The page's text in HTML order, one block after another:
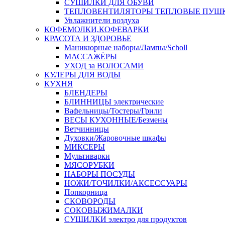
СУШИЛКИ ДЛЯ ОБУВИ
ТЕПЛОВЕНТИЛЯТОРЫ ТЕПЛОВЫЕ
Увлажнители воздуха
КОФЕМОЛКИ,КОФЕВАРКИ
КРАСОТА И ЗДОРОВЬЕ
Маникюрные наборы/Лампы/Scholl
МАССАЖЁРЫ
УХОД за ВОЛОСАМИ
КУЛЕРЫ ДЛЯ ВОДЫ
КУХНЯ
БЛЕНДЕРЫ
БЛИННИЦЫ электрические
Вафельницы/Тостеры/Грили
ВЕСЫ КУХОННЫЕ/Безмены
Ветчинницы
Духовки/Жаровочные шкафы
МИКСЕРЫ
Мультиварки
МЯСОРУБКИ
НАБОРЫ ПОСУДЫ
НОЖИ/ТОЧИЛКИ/АКСЕССУАРЫ
Попкорница
СКОВОРОДЫ
СОКОВЫЖИМАЛКИ
СУШИЛКИ электро для продуктов